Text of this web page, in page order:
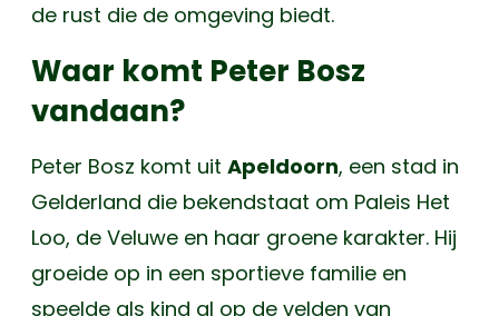
de rust die de omgeving biedt.
Waar komt Peter Bosz
vandaan?
Peter Bosz komt uit Apeldoorn, een stad in
Gelderland die bekendstaat om Paleis Het
Loo, de Veluwe en haar groene karakter. Hij
groeide op in een sportieve familie en
speelde als kind al op de velden van